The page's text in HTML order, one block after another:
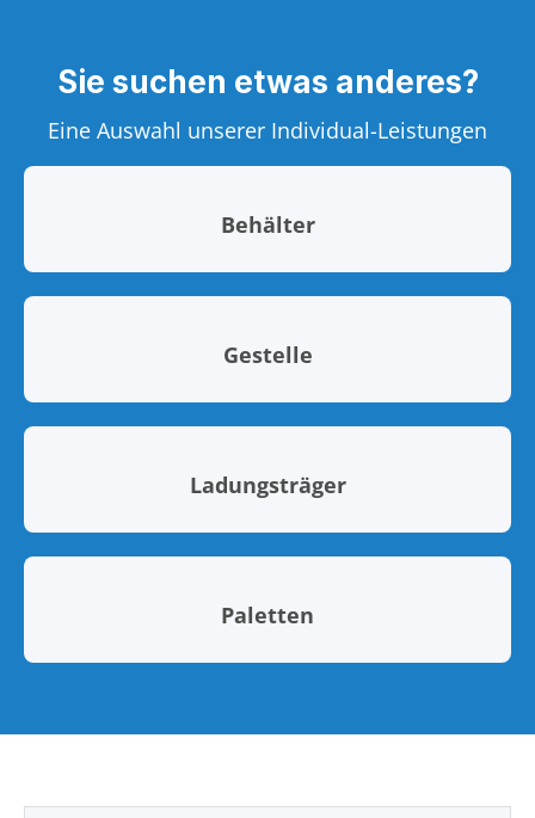
Sie suchen etwas anderes?
Eine Auswahl unserer Individual-Leistungen
Behälter
Gestelle
Ladungsträger
Paletten